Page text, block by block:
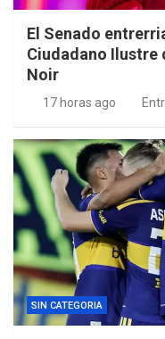
El Senado
Ciudadano Ilustre
Noir
17 horas ago
SIN CATEGORIA